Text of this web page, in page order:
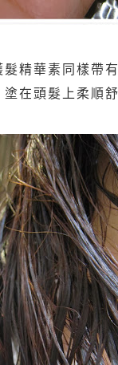
髮精華素同樣帶
在頭髮上柔順舒